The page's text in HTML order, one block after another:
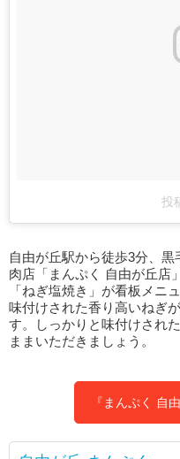
投
自由が丘駅から徒歩3分、
肉店「まんぷく 自由が丘店
「ねぎ塩焼き」が看板メニ
味付けされた香り高いねぎ
す。しっかりと味付けされ
ままいただきましょう。
『まんぷく 自